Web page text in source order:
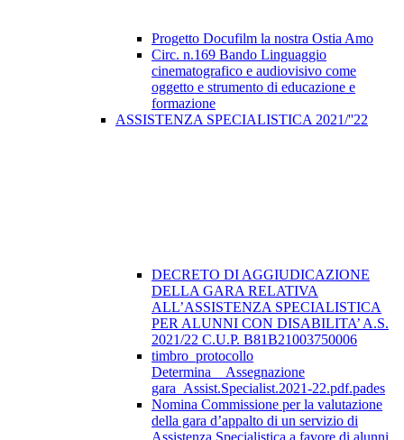
Progetto Docufilm la nostra Ostia Amo
Circ. n.169 Bando Linguaggio
cinematografico e audiovisivo come
oggetto e strumento di educazione e
formazione
ASSISTENZA SPECIALISTICA 2021/''22
DECRETO DI AGGIUDICAZIONE
DELLA GARA RELATIVA
ALL’ASSISTENZA SPECIALISTICA
PER ALUNNI CON DISABILITA’ A.S.
2021/22 C.U.P. B81B21003750006
timbro_protocollo
Determina__Assegnazione
gara_Assist.Specialist.2021-22.pdf.pades
Nomina Commissione per la valutazione
della gara d’appalto di un servizio di